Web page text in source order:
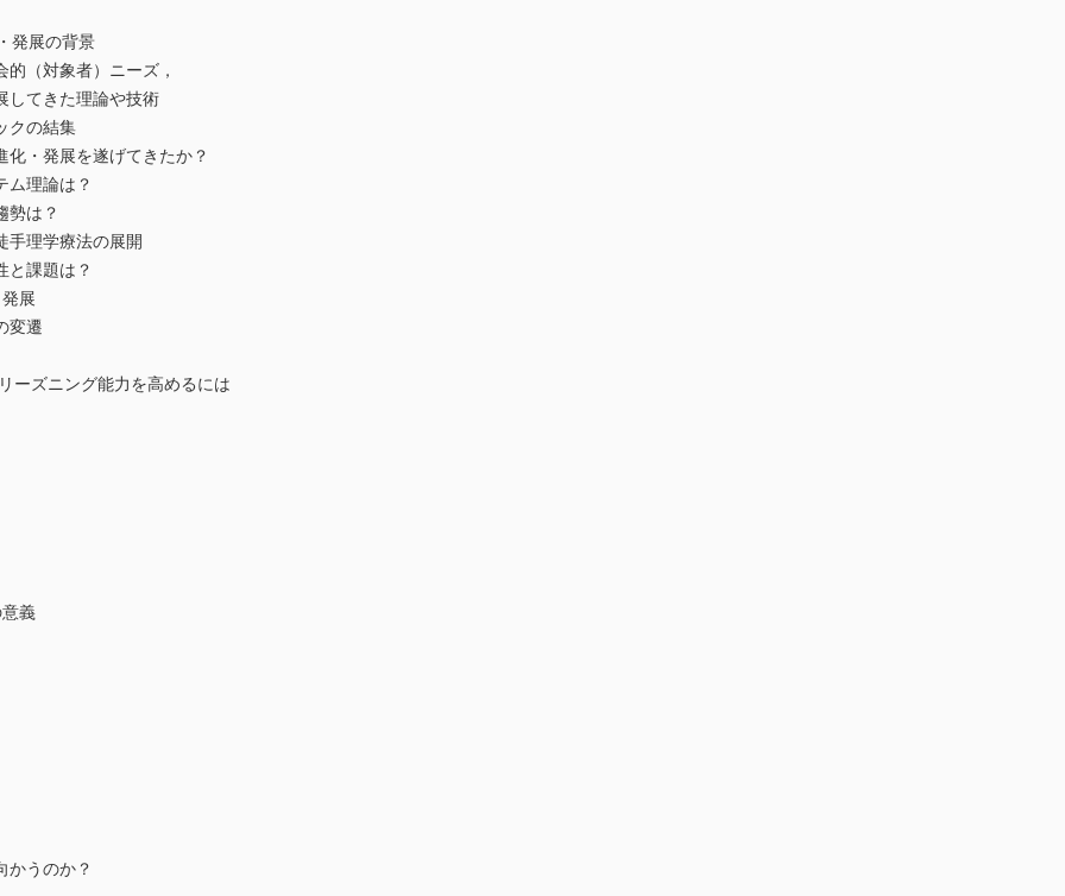
発展の背景
（対象者）ニーズ，
てきた理論や技術
クの結集
・発展を遂げてきたか？
理論は？
は？
理学療法の展開
課題は？
展
変遷
ニング能力を高めるには
義
うのか？